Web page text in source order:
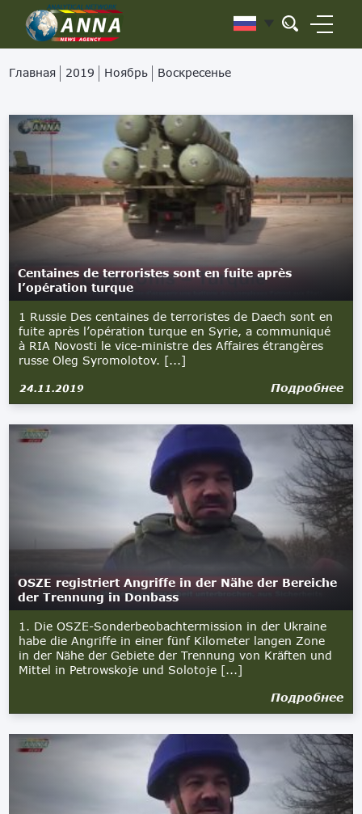
Главная 2019 Ноябрь Воскресенье
Centaines de terroristes sont en fuite après
l’opération turque
1 Russie Des centaines de terroristes de Daech sont en
fuite après l’opération turque en Syrie, a communiqué
à RIA Novosti le vice-ministre des Affaires étrangères
russe Oleg Syromolotov. [...]
24.11.2019 Подробнее
OSZE registriert Angriffe in der Nähe der Bereiche
der Trennung in Donbass
1. Die OSZE-Sonderbeobachtermission in der Ukraine
habe die Angriffe in einer fünf Kilometer langen Zone
in der Nähe der Gebiete der Trennung von Kräften und
Mittel in Petrowskoje und Solotoje [...]
Подробнее